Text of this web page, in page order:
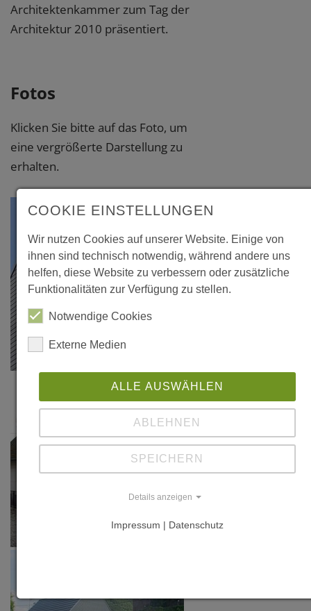
Architektenkammer zum Tag der
Architektur 2010 präsentiert.
Fotos
Klicken Sie bitte auf das Foto, um
eine vergrößerte Darstellung zu
erhalten.
COOKIE EINSTELLUNGEN
Wir nutzen Cookies auf unserer Website. Einige von
ihnen sind technisch notwendig, während andere uns
helfen, diese Website zu verbessern oder zusätzliche
Funktionalitäten zur Verfügung zu stellen.
Notwendige Cookies
Externe Medien
ALLE AUSWÄHLEN
ABLEHNEN
SPEICHERN
Details anzeigen
Impressum | Datenschutz